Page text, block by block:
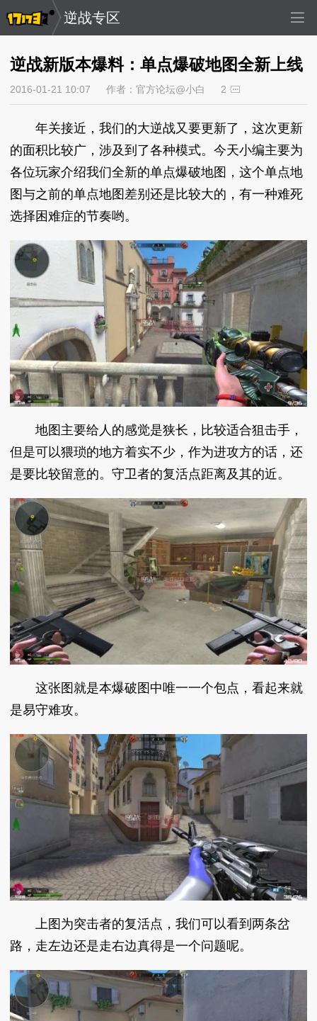
逆战专区
逆战新版本爆料：单点爆破地图全新上线
2016-01-21 10:07 作者：官方论坛@小白 2
年关接近，我们的大逆战又要更新了，这次更新
的面积比较广，涉及到了各种模式。今天小编主要为
各位玩家介绍我们全新的单点爆破地图，这个单点地
图与之前的单点地图差别还是比较大的，有一种难死
选择困难症的节奏哟。
地图主要给人的感觉是狭长，比较适合狙击手，
但是可以猥琐的地方着实不少，作为进攻方的话，还
是要比较留意的。守卫者的复活点距离及其的近。
这张图就是本爆破图中唯一一个包点，看起来就
是易守难攻。
上图为突击者的复活点，我们可以看到两条岔
路，走左边还是走右边真得是一个问题呢。